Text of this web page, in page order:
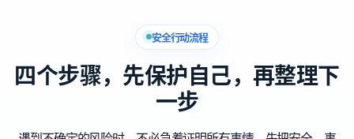
安全行动流程
四个步骤，先保护自己，再整理下
一步